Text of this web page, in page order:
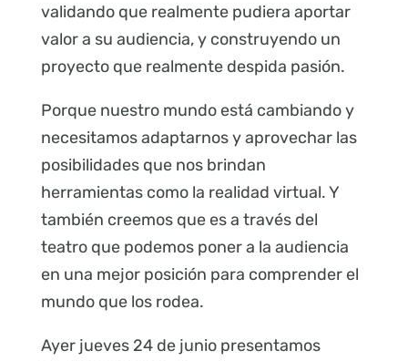
validando que realmente pudiera aportar
valor a su audiencia, y construyendo un
proyecto que realmente despida pasión.
Porque nuestro mundo está cambiando y
necesitamos adaptarnos y aprovechar las
posibilidades que nos brindan
herramientas como la realidad virtual. Y
también creemos que es a través del
teatro que podemos poner a la audiencia
en una mejor posición para comprender el
mundo que los rodea.
Ayer jueves 24 de junio presentamos